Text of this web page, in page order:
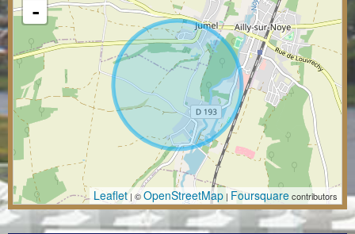
-
Leaflet | ©OpenStreetMap | Foursquarecontributors